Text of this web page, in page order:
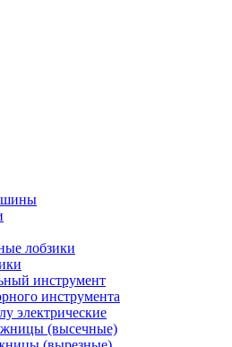
лобзики
инструмент
инструмента
электрические
(высечные)